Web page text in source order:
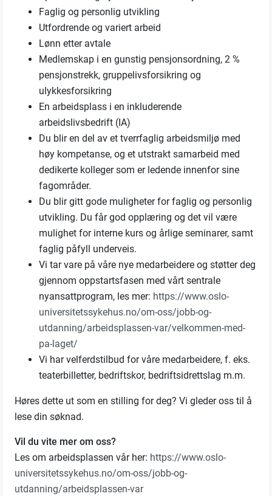
Faglig og personlig utvikling
Utfordrende og variert arbeid
Lønn etter avtale
Medlemskap i en gunstig pensjonsordning, 2 %
pensjonstrekk, gruppelivsforsikring og
ulykkesforsikring
En arbeidsplass i en inkluderende
arbeidslivsbedrift (IA)
Du blir en del av et tverrfaglig arbeidsmiljø med
høy kompetanse, og et utstrakt samarbeid med
dedikerte kolleger som er ledende innenfor sine
fagområder.
Du blir gitt gode muligheter for faglig og personlig
utvikling. Du får god opplæring og det vil være
mulighet for interne kurs og årlige seminarer, samt
faglig påfyll underveis.
Vi tar vare på våre nye medarbeidere og støtter deg
gjennom oppstartsfasen med vårt sentrale
nyansattprogram, les mer: https://www.oslo-
universitetssykehus.no/om-oss/jobb-og-
utdanning/arbeidsplassen-var/velkommen-med-
pa-laget/
Vi har velferdstilbud for våre medarbeidere, f. eks.
teaterbilletter, bedriftskor, bedriftsidrettslag m.m.
Høres dette ut som en stilling for deg? Vi gleder oss til å
lese din søknad.
Vil du vite mer om oss?
Les om arbeidsplassen vår her: https://www.oslo-
universitetssykehus.no/om-oss/jobb-og-
utdanning/arbeidsplassen-var